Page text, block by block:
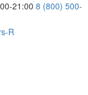
21:00 8 (800) 500-